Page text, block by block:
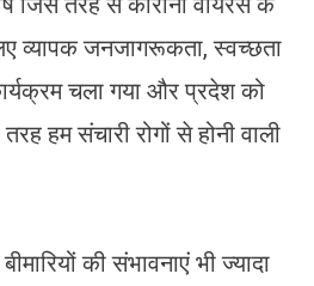
व्यापक जनजागरूकता, स्वच्छता
चला गया और प्रदेश को
हम संचारी रोगों से होनी वाली
की संभावनाएं भी ज्यादा